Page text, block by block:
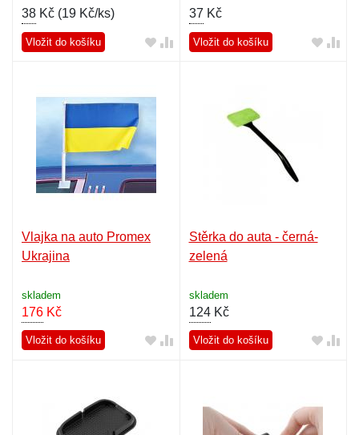
38 Kč (19 Kč/ks)
Vložit do košíku
37 Kč
Vložit do košíku
Vlajka na auto Promex
Ukrajina
skladem
176 Kč
Vložit do košíku
Stěrka do auta - černá-
zelená
skladem
124Kč
Vložit do košíku